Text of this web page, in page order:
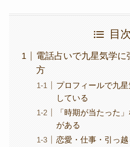
目次
電話占いで九星気学に
方
プロフィールで九
している
「時期が当たった
がある
恋愛・仕事・引っ